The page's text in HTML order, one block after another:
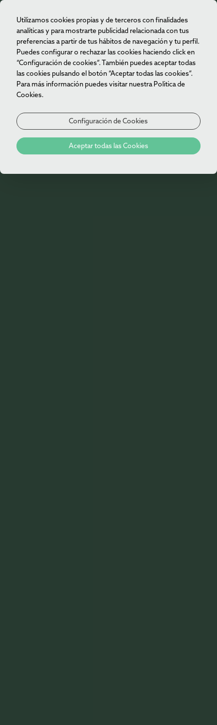
Utilizamos cookies propias y de terceros con finalidades
analíticas y para mostrarte publicidad relacionada con tus
preferencias a partir de tus hábitos de navegación y tu perfil.
Puedes configurar o rechazar las cookies haciendo click en
“Configuración de cookies”. También puedes aceptar todas
las cookies pulsando el botón “Aceptar todas las cookies”.
Para más información puedes visitar nuestra Politica de
Cookies.
Configuración de Cookies
Aceptar todas las Cookies